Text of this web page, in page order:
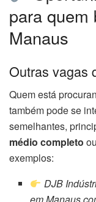
para quem
Manaus
Outras vagas
Quem está
também pode se
semelhantes,
médio completo
exemplos:
DJB